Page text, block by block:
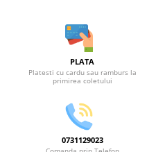
PLATA
Platesti cu cardu sau ramburs la
primirea coletului
0731129023